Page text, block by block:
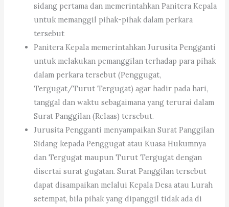
sidang pertama dan memerintahkan Panitera Kepala
untuk memanggil pihak-pihak dalam perkara
tersebut
Panitera Kepala memerintahkan Jurusita Pengganti
untuk melakukan pemanggilan terhadap para pihak
dalam perkara tersebut (Penggugat,
Tergugat/Turut Tergugat) agar hadir pada hari,
tanggal dan waktu sebagaimana yang terurai dalam
Surat Panggilan (Relaas) tersebut.
Jurusita Pengganti menyampaikan Surat Panggilan
Sidang kepada Penggugat atau Kuasa Hukumnya
dan Tergugat maupun Turut Tergugat dengan
disertai surat gugatan. Surat Panggilan tersebut
dapat disampaikan melalui Kepala Desa atau Lurah
setempat, bila pihak yang dipanggil tidak ada di